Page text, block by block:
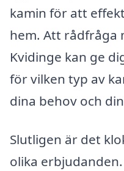
kamin för att
hem. Att rådfråga
Kvidinge kan ge
för vilken typ av
dina behov och
Slutligen är det
olika